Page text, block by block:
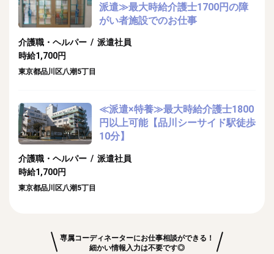
派遣≫最大時給介護士1700円の障
がい者施設でのお仕事
介護職・ヘルパー / 派遣社員
時給1,700円
東京都品川区八潮5丁目
≪派遣×特養≫最大時給介護士1800
円以上可能【品川シーサイド駅徒歩
10分】
介護職・ヘルパー / 派遣社員
時給1,700円
東京都品川区八潮5丁目
専属コーディネーターにお仕事相談ができる！
細かい情報入力は不要です◎